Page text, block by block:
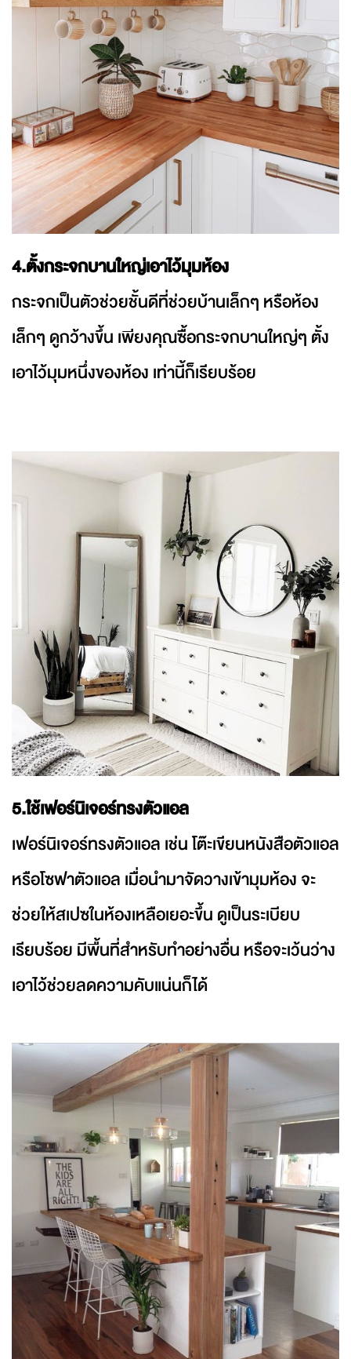
4.ตั้งกระจกบานใหญ่เอาไว้มุมห้อง
กระจกเป็นตัวช่วยชั้นดีที่ช่วยบ้านเล็กๆ หรือห้อง
เล็กๆ ดูกว้างขึ้น เพียงคุณซื้อกระจกบานใหญ่ๆ ตั้ง
เอาไว้มุมหนึ่งของห้อง เท่านี้ก็เรียบร้อย
5.ใช้เฟอร์นิเจอร์ทรงตัวแอล
เฟอร์นิเจอร์ทรงตัวแอล เช่น โต๊ะเขียนหนังสือตัวแอล
หรือโซฟาตัวแอล เมื่อนำมาจัดวางเข้ามุมห้อง จะ
ช่วยให้สเปซในห้องเหลือเยอะขึ้น ดูเป็นระเบียบ
เรียบร้อย มีพื้นที่สำหรับทำอย่างอื่น หรือจะเว้นว่าง
เอาไว้ช่วยลดความคับแน่นก็ได้